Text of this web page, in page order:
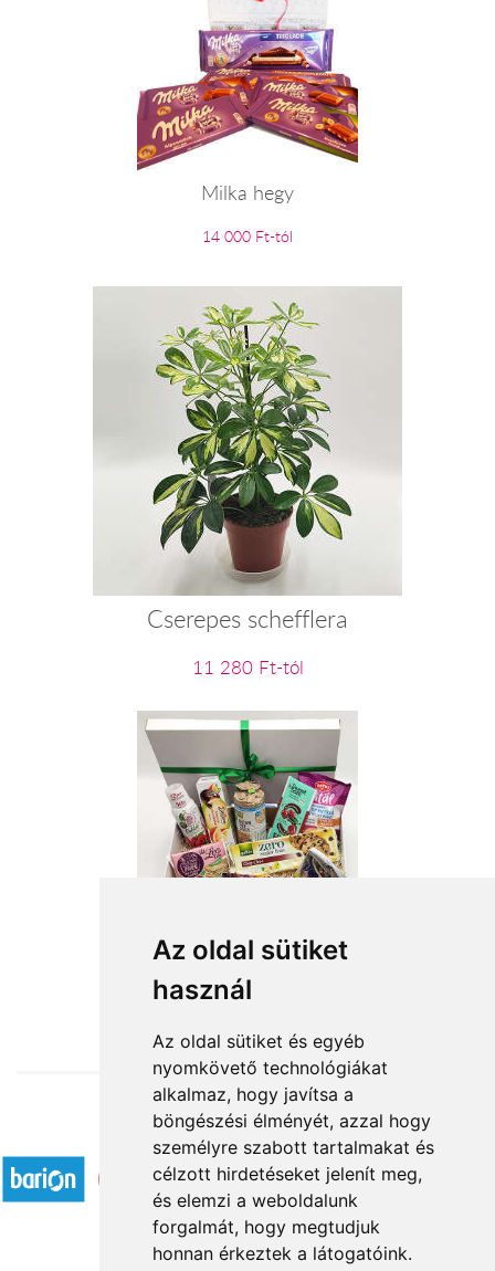
Az oldal sütiket
használ
Az oldal sütiket és egyéb
nyomkövető technológiákat
alkalmaz, hogy javítsa a
böngészési élményét, azzal hogy
személyre szabott tartalmakat és
célzott hirdetéseket jelenít meg,
és elemzi a weboldalunk
forgalmát, hogy megtudjuk
honnan érkeztek a látogatóink.
Milka hegy
14 000 Ft-tól
Cserepes schefflera
11 280 Ft-tól
Diabetikus ajándék csomag
19 160 Ft-tól
Elfogadott fizetési módok